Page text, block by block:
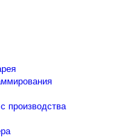
производства